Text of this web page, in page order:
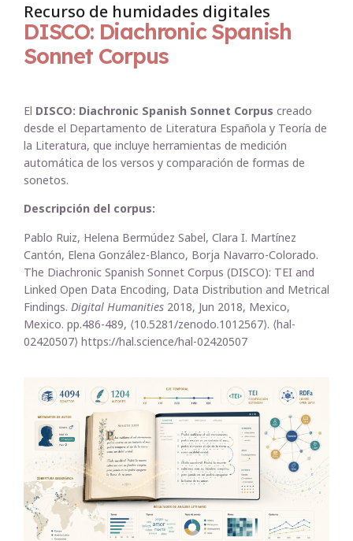
Recurso de humidades digitales
DISCO: Diachronic Spanish
Sonnet Corpus
El DISCO: Diachronic Spanish Sonnet Corpus creado
desde el Departamento de Literatura Española y Teoría de
la Literatura, que incluye herramientas de medición
automática de los versos y comparación de formas de
sonetos.
Descripción del corpus:
Pablo Ruiz, Helena Bermúdez Sabel, Clara I. Martínez
Cantón, Elena González-Blanco, Borja Navarro-Colorado.
The Diachronic Spanish Sonnet Corpus (DISCO): TEI and
Linked Open Data Encoding, Data Distribution and Metrical
Findings. Digital Humanities 2018, Jun 2018, Mexico,
Mexico. pp.486-489, ⟨10.5281/zenodo.1012567⟩. ⟨hal-
02420507⟩ https://hal.science/hal-02420507